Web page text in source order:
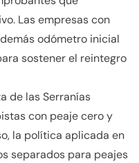
Las empresas con
odómetro inicial
sostener el reintegro
de las Serranías
con peaje cero y
la política aplicada en
separados para peajes